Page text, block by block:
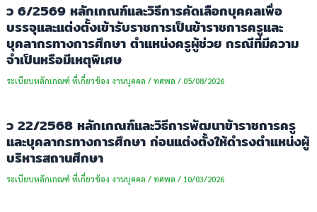
ว 6/2569 หลักเกณฑ์และวิธีการคัดเลือกบุคคลเพื่อ
บรรจุและแต่งตั้งเข้ารับราชการเป็นข้าราชการครูและ
บุคลากรทางการศึกษา ตำแหน่งครูผู้ช่วย กรณีที่มีความ
จำเป็นหรือมีเหตุพิเศษ
ระเบียบหลักเกณฑ์ ที่เกี่ยวข้อง งานบุคคล / ทศพล / 05/08/2026
ว 22/2568 หลักเกณฑ์และวิธีการพัฒนาข้าราชการครู
และบุคลากรทางการศึกษา ก่อนแต่งตั้งให้ดำรงตำแหน่งผู้
บริหารสถานศึกษา
ระเบียบหลักเกณฑ์ ที่เกี่ยวข้อง งานบุคคล / ทศพล / 10/03/2026